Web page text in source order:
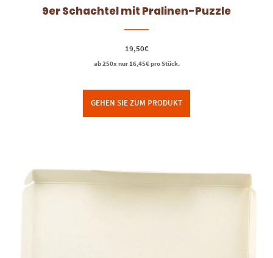
9er Schachtel mit Pralinen-Puzzle
19,50€
ab 250x nur16,45€pro Stück.
GEHEN SIE ZUM PRODUKT